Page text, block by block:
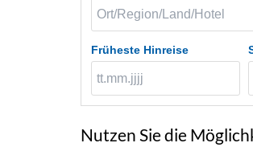
Früheste Hinreise
Nutzen Sie die